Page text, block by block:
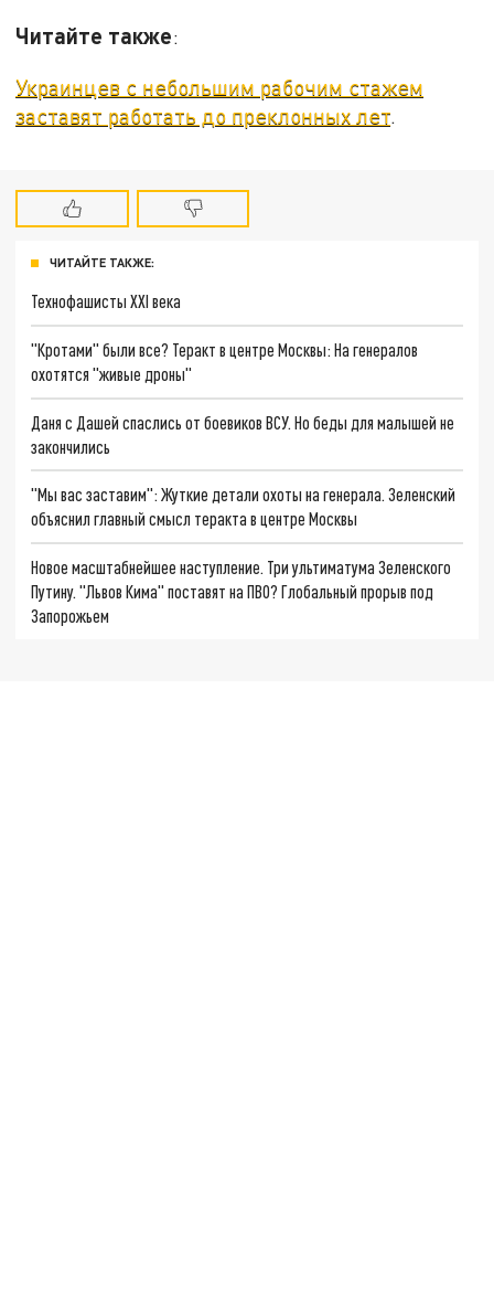
Читайте также:
Украинцев с небольшим рабочим стажем
заставят работать до преклонных лет
ЧИТАЙТЕ ТАКЖЕ:
Технофашисты XXI века
"Кротами" были все? Теракт в центре Москвы: На генералов
охотятся "живые дроны"
Даня с Дашей спаслись от боевиков ВСУ. Но беды для малышей не
закончились
"Мы вас заставим": Жуткие детали охоты на генерала. Зеленский
объяснил главный смысл теракта в центре Москвы
Новое масштабнейшее наступление. Три ультиматума Зеленского
Путину. "Львов Кима" поставят на ПВО? Глобальный прорыв под
Запорожьем